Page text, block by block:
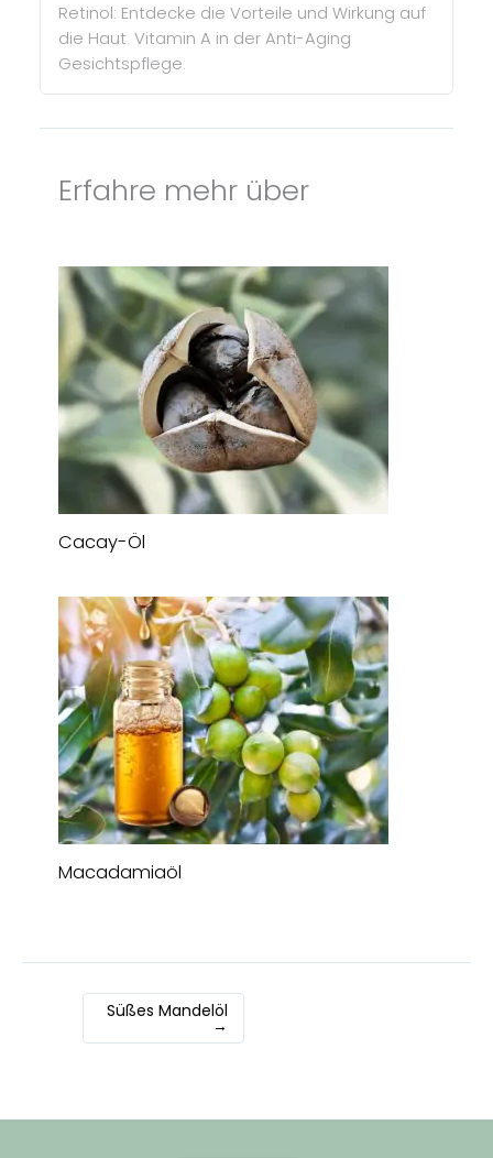
Retinol: Entdecke die Vorteile und Wirkung auf
die Haut. Vitamin A in der Anti-Aging
Gesichtspflege.
Erfahre mehr über
Cacay-Öl
Macadamiaöl
Süßes Mandelöl
→